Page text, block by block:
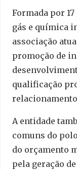
Formada por
gás e química
associação
promoção de
qualificação
A entidade
comuns do
do orçamento
pela geração